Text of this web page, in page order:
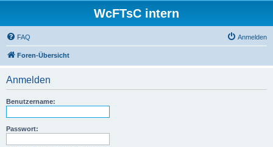
WcFTsC intern
FAQ Anmelden
Foren-Übersicht
Anmelden
Benutzername:
Passwort: